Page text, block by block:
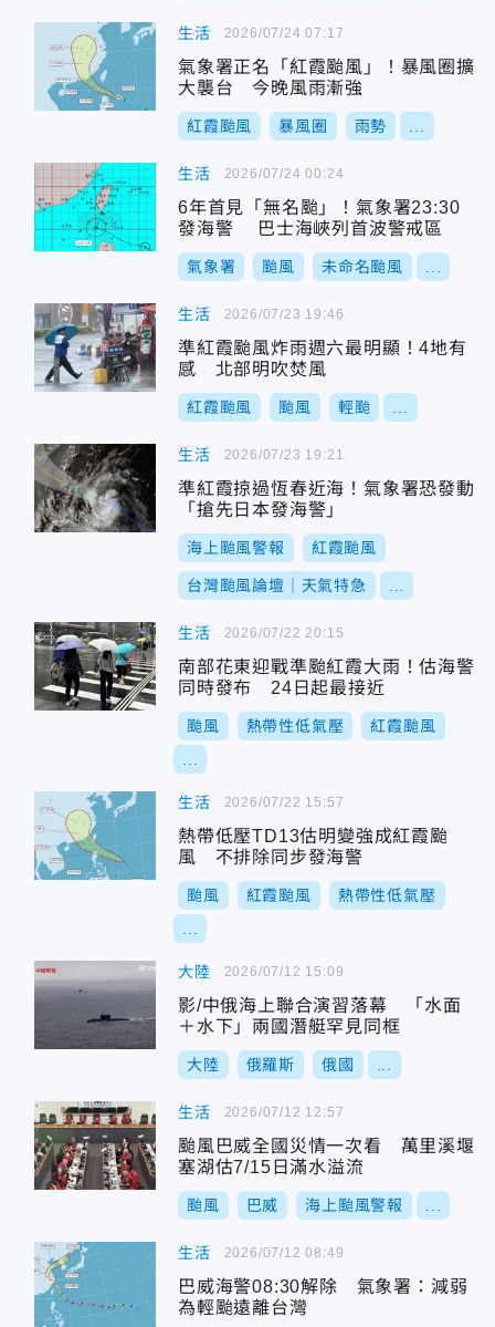
生活
氣象署正名「紅霞颱風」！暴風圈擴
大襲台 今晚風雨漸強
紅霞颱風 暴風圈 雨勢
2026/07/24 07:17
生活
6年首見「無名颱」！氣象署23:30
發海警 巴士海峽列首波警戒區
氣象署 颱風 未命名颱風
2026/07/24 00:24
生活
準紅霞颱風炸雨週六最明顯！4地有
感 北部明吹焚風
紅霞颱風 颱風 輕颱
2026/07/23 19:46
生活
準紅霞掠過恆春近海！氣象署恐發動
「搶先日本發海警」
海上颱風警報 紅霞颱風
台灣颱風論壇｜天氣特急
2026/07/23 19:21
生活
南部花東迎戰準颱紅霞大雨！估海警
同時發布 24日起最接近
颱風 熱帶性低氣壓 紅霞颱風
2026/07/22 20:15
生活
熱帶低壓TD13估明變強成紅霞颱
風 不排除同步發海警
颱風 紅霞颱風 熱帶性低氣壓
2026/07/22 15:57
大陸
影/中俄海上聯合演習落幕 「水面
＋水下」兩國潛艇罕見同框
大陸 俄羅斯 俄國
2026/07/12 15:09
生活
颱風巴威全國災情一次看 萬里溪堰
塞湖估7/15日滿水溢流
颱風 巴威 海上颱風警報
2026/07/12 12:57
生活
巴威海警08:30解除 氣象署：減弱
為輕颱遠離台灣
2026/07/12 08:49